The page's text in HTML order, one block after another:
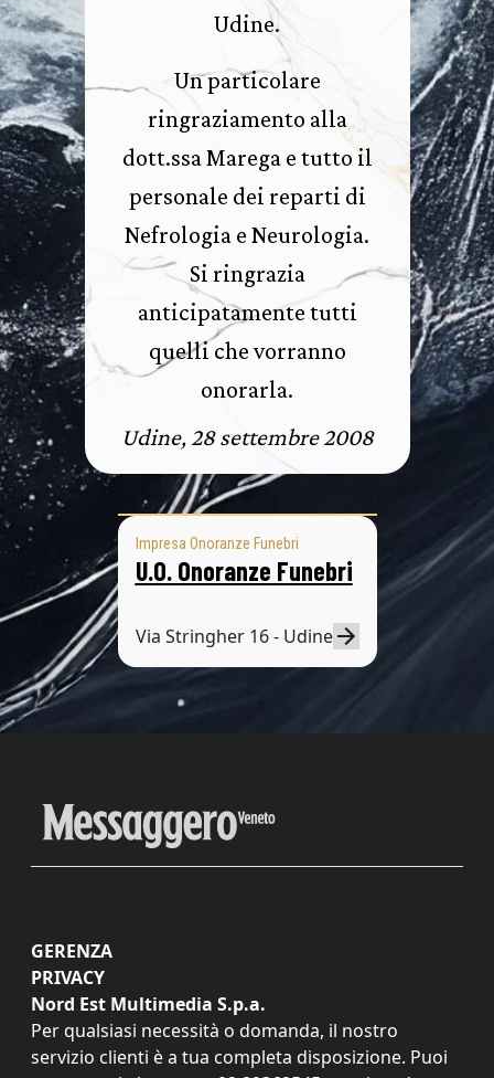
Udine.
Un particolare
ringraziamento alla
dott.ssa Marega e tutto il
personale dei reparti di
Nefrologia e Neurologia.
Si ringrazia
anticipatamente tutti
quelli che vorranno
onorarla.
Udine, 28 settembre 2008
Impresa Onoranze Funebri
U.O. Onoranze Funebri
Via Stringher 16 - Udine
GERENZA
PRIVACY
Nord Est Multimedia S.p.a.
Per qualsiasi necessità o domanda, il nostro
servizio clienti è a tua completa disposizione. Puoi